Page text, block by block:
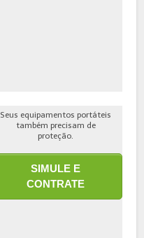
Seus equipamentos portáteis
também precisam de
proteção.
SIMULE E
CONTRATE